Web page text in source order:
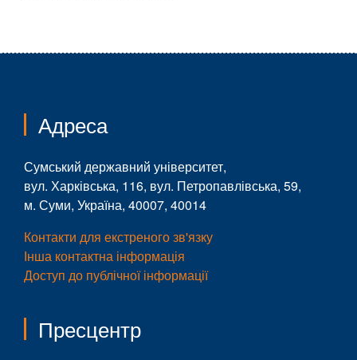
Адреса
Сумський державний університет,
вул. Харківська, 116, вул. Петропавлівська, 59,
м. Суми, Україна, 40007, 40014
Контакти для екстреного зв'язку
Інша контактна інформація
Доступ до публічної інформації
Пресцентр